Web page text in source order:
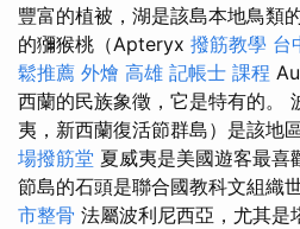
豐富的植被，湖是該島本地鳥類
的獼猴桃（Apteryx 撥筋教學 台
鬆推薦 外燴 高雄 記帳士 課程
西蘭的民族象徵，它是特有的。
夷，新西蘭復活節群島）是該地
場撥筋堂 夏威夷是美國遊客最喜
節島的石頭是聯合國教科文組織
市整骨 法屬波利尼西亞，尤其是